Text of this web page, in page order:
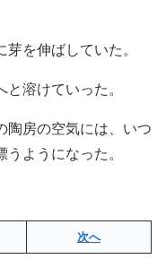
を伸ばしていた。
溶けていった。
陶房の空気には、いつ
ようになった。
次へ